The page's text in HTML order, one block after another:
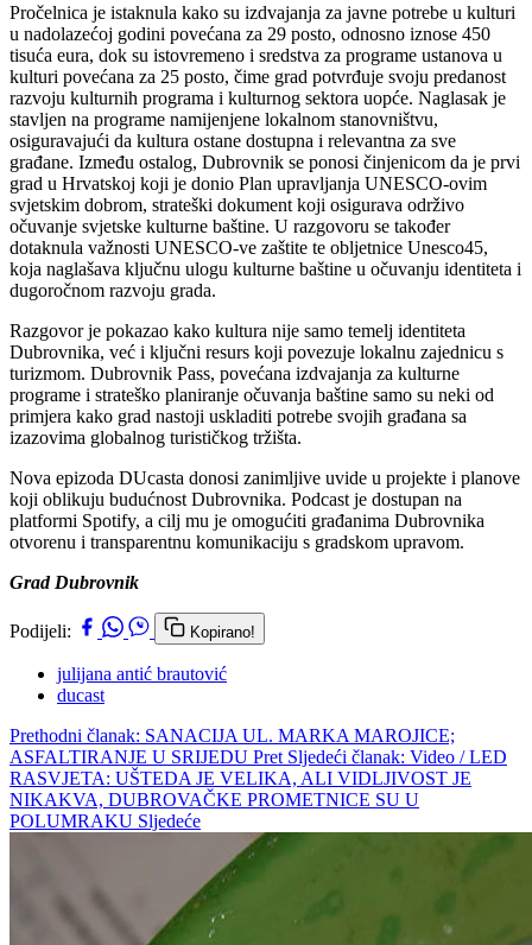
Pročelnica je istaknula kako su izdvajanja za javne potrebe u kulturi
u nadolazećoj godini povećana za 29 posto, odnosno iznose 450
tisuća eura, dok su istovremeno i sredstva za programe ustanova u
kulturi povećana za 25 posto, čime grad potvrđuje svoju predanost
razvoju kulturnih programa i kulturnog sektora uopće. Naglasak je
stavljen na programe namijenjene lokalnom stanovništvu,
osiguravajući da kultura ostane dostupna i relevantna za sve
građane. Između ostalog, Dubrovnik se ponosi činjenicom da je prvi
grad u Hrvatskoj koji je donio Plan upravljanja UNESCO-ovim
svjetskim dobrom, strateški dokument koji osigurava održivo
očuvanje svjetske kulturne baštine. U razgovoru se također
dotaknula važnosti UNESCO-ve zaštite te obljetnice Unesco45,
koja naglašava ključnu ulogu kulturne baštine u očuvanju identiteta i
dugoročnom razvoju grada.
Razgovor je pokazao kako kultura nije samo temelj identiteta
Dubrovnika, već i ključni resurs koji povezuje lokalnu zajednicu s
turizmom. Dubrovnik Pass, povećana izdvajanja za kulturne
programe i strateško planiranje očuvanja baštine samo su neki od
primjera kako grad nastoji uskladiti potrebe svojih građana sa
izazovima globalnog turističkog tržišta.
Nova epizoda DUcasta donosi zanimljive uvide u projekte i planove
koji oblikuju budućnost Dubrovnika. Podcast je dostupan na
platformi Spotify, a cilj mu je omogućiti građanima Dubrovnika
otvorenu i transparentnu komunikaciju s gradskom upravom.
Grad Dubrovnik
Podijeli: Kopirano!
julijana antić brautović
ducast
Prethodni članak: SANACIJA UL. MARKA MAROJICE;
ASFALTIRANJE U SRIJEDU Pret Sljedeći članak: Video / LED
RASVJETA: UŠTEDA JE VELIKA, ALI VIDLJIVOST JE
NIKAKVA, DUBROVAČKE PROMETNICE SU U
POLUMRAKU Sljedeće